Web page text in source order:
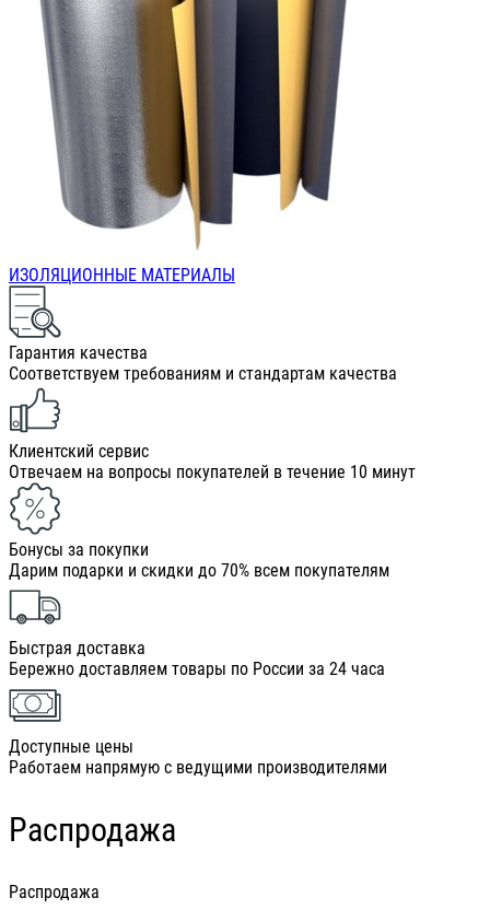
ИЗОЛЯЦИОННЫЕ МАТЕРИАЛЫ
Гарантия качества
Соответствуем требованиям и стандартам качества
Клиентский сервис
Отвечаем на вопросы покупателей в течение 10 минут
Бонусы за покупки
Дарим подарки и скидки до 70% всем покупателям
Быстрая доставка
Бережно доставляем товары по России за 24 часа
Доступные цены
Работаем напрямую с ведущими производителями
Распродажа
Распродажа